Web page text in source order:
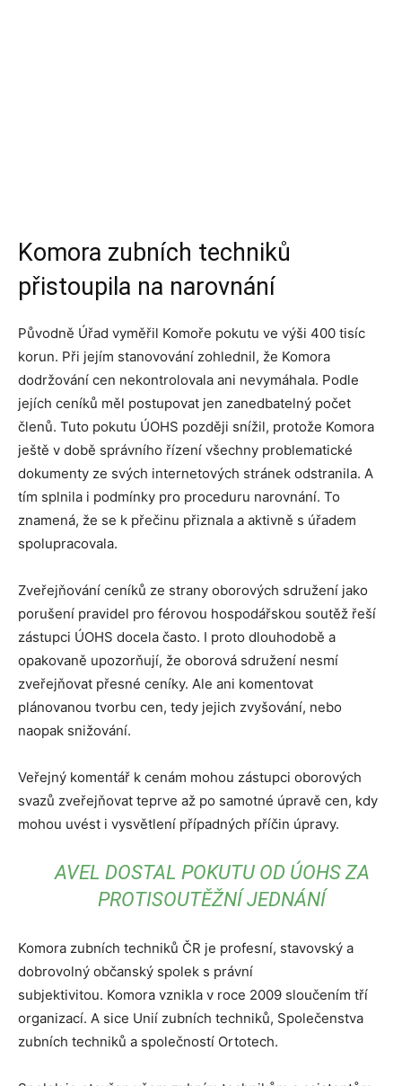
Komora zubních techniků
přistoupila na narovnání
Původně Úřad vyměřil Komoře pokutu ve výši 400 tisíc
korun. Při jejím stanovování zohlednil, že Komora
dodržování cen nekontrolovala ani nevymáhala. Podle
jejích ceníků měl postupovat jen zanedbatelný počet
členů. Tuto pokutu ÚOHS později snížil, protože Komora
ještě v době správního řízení všechny problematické
dokumenty ze svých internetových stránek odstranila. A
tím splnila i podmínky pro proceduru narovnání. To
znamená, že se k přečinu přiznala a aktivně s úřadem
spolupracovala.
Zveřejňování ceníků ze strany oborových sdružení jako
porušení pravidel pro férovou hospodářskou soutěž řeší
zástupci ÚOHS docela často. I proto dlouhodobě a
opakovaně upozorňují, že oborová sdružení nesmí
zveřejňovat přesné ceníky. Ale ani komentovat
plánovanou tvorbu cen, tedy jejich zvyšování, nebo
naopak snižování.
Veřejný komentář k cenám mohou zástupci oborových
svazů zveřejňovat teprve až po samotné úpravě cen, kdy
mohou uvést i vysvětlení případných příčin úpravy.
AVEL DOSTAL POKUTU OD ÚOHS ZA
PROTISOUTĚŽNÍ JEDNÁNÍ
Komora zubních techniků ČR je profesní, stavovský a
dobrovolný občanský spolek s právní
subjektivitou. Komora vznikla v roce 2009 sloučením tří
organizací. A sice Unií zubních techniků, Společenstva
zubních techniků a společností Ortotech.